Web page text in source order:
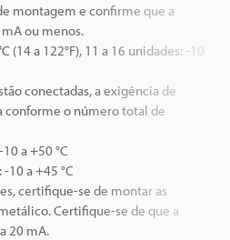
montagem e confirme que a
ou menos.
a 122°F), 11 a 16 unidades: -10
conectadas, a exigência de
o número total de
a +50 °C
10 a +45 °C
certifique-se de montar as
Certifique-se de que a
20 mA.